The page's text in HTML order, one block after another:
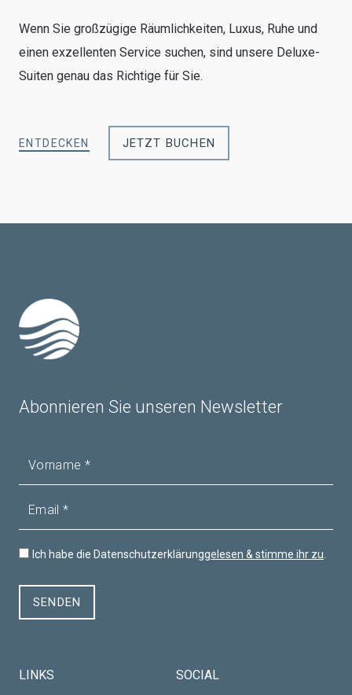
Wenn Sie großzügige Räumlichkeiten, Luxus, Ruhe und
einen exzellenten Service suchen, sind unsere Deluxe-
Suiten genau das Richtige für Sie.
ENTDECKEN JETZT BUCHEN
Abonnieren Sie unseren Newsletter
Vorname
Email
Ich habe die Datenschutzerklärunggelesen & stimme ihr zu
SENDEN
LINKS SOCIAL